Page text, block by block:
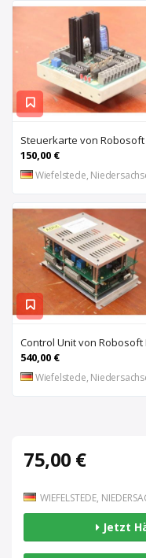
150,00 €
Wiefelstede, Niedersachsen,
540,00 €
Wiefelstede, Niedersachsen,
75,00 €
WIEFELSTEDE,
Jetzt